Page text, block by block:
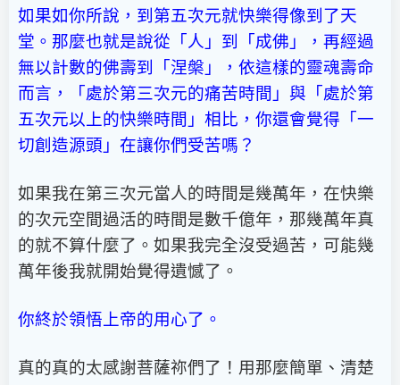
如果如你所說，到第五次元就快樂得像到了天
堂。那麼也就是說從「人」到「成佛」，再經過
無以計數的佛壽到「涅槃」，依這樣的靈魂壽命
而言，「處於第三次元的痛苦時間」與「處於第
五次元以上的快樂時間」相比，你還會覺得「一
切創造源頭」在讓你們受苦嗎？
如果我在第三次元當人的時間是幾萬年，在快樂
的次元空間過活的時間是數千億年，那幾萬年真
的就不算什麼了。如果我完全沒受過苦，可能幾
萬年後我就開始覺得遺憾了。
你終於領悟上帝的用心了。
真的真的太感謝菩薩祢們了！用那麼簡單、清楚